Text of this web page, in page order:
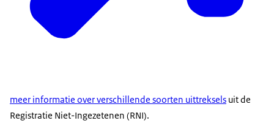
meer informatie over verschillende soorten uittreksels uit de
Registratie Niet-Ingezetenen (RNI).